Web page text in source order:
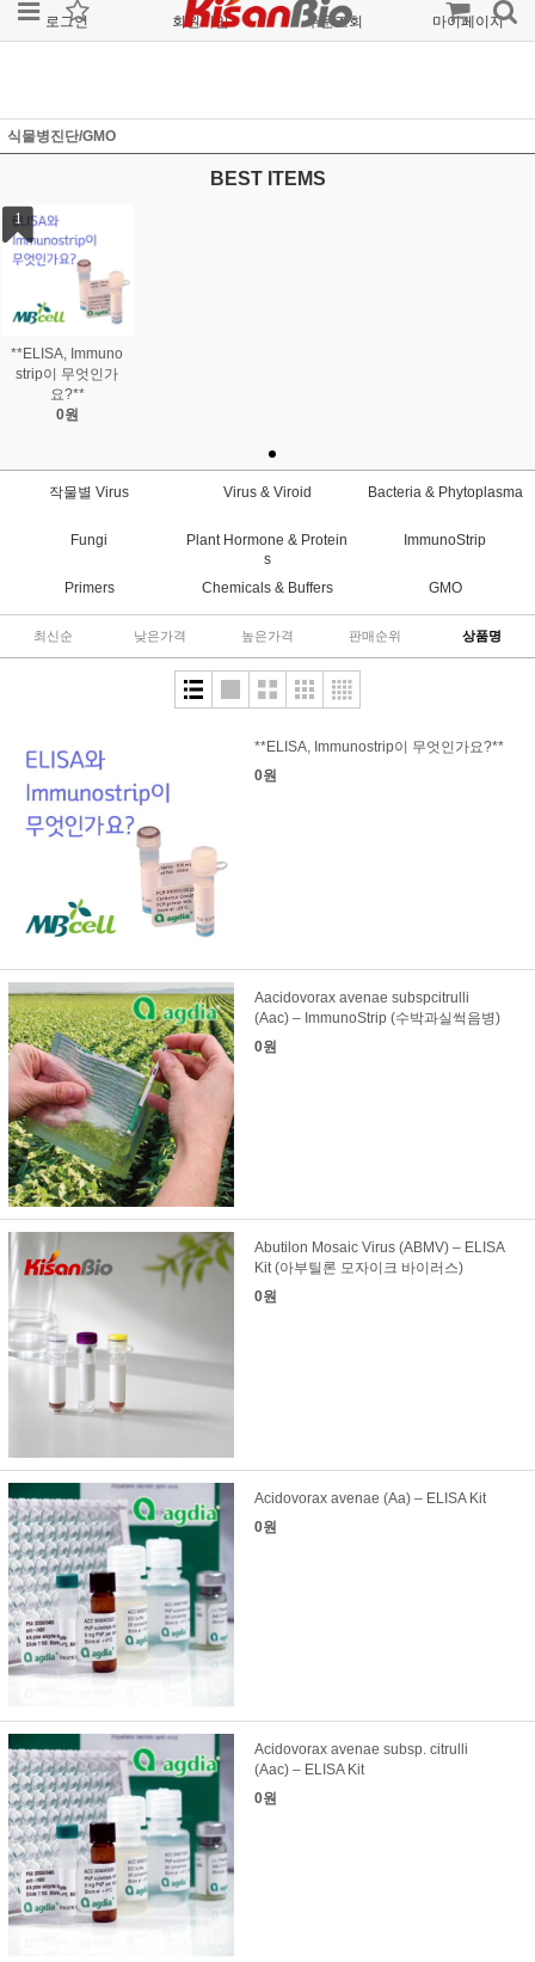
로그인 회원가입 주문조회 마이페이지
식물병진단/GMO
BEST ITEMS
1
**ELISA, Immuno
strip이 무엇인가
요?**
0원
작물별 Virus Virus & Viroid Bacteria & Phytoplasma
Fungi
Plant Hormone & Protein
s
ImmunoStrip
Primers Chemicals & Buffers GMO
최신순 낮은가격 높은가격 판매순위 상품명
**ELISA, Immunostrip이 무엇인가요?**
0원
Aacidovorax avenae subspcitrulli
(Aac) – ImmunoStrip (수박과실썩음병)
0원
Abutilon Mosaic Virus (ABMV) – ELISA
Kit (아부틸론 모자이크 바이러스)
0원
Acidovorax avenae (Aa) – ELISA Kit
0원
Acidovorax avenae subsp. citrulli
(Aac) – ELISA Kit
0원